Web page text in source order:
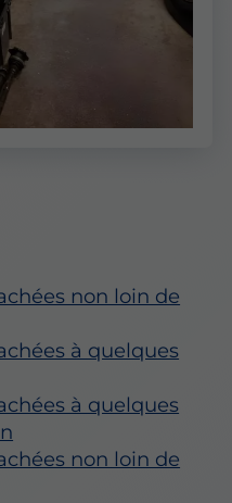
non loin de
à quelques
à quelques
non loin de